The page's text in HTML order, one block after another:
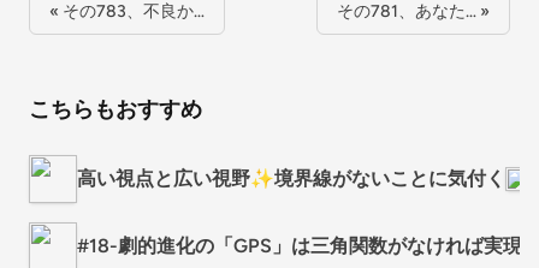
« その783、不良か… その781、あなた… »
こちらもおすすめ
高い視点と広い視野✨境界線がないことに気付く
#18-劇的進化の「GPS」は三角関数がなければ実現